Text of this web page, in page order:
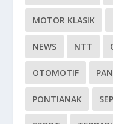
MOTOR KLASIK
NEWS NTT
OTOMOTIF
PONTIANAK